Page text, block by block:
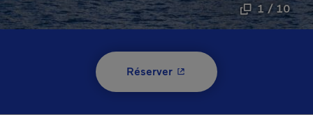
1 / 10
Réserver- Cet hyperlien s'ouvrira